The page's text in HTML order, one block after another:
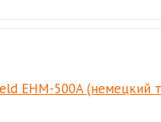
EHM-500A (немецкий